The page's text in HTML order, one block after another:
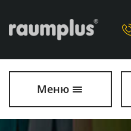
Меню